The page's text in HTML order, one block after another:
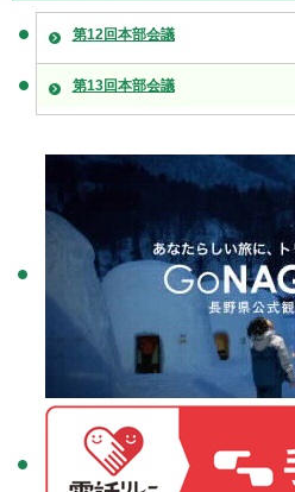
第12回本部会議
第13回本部会議